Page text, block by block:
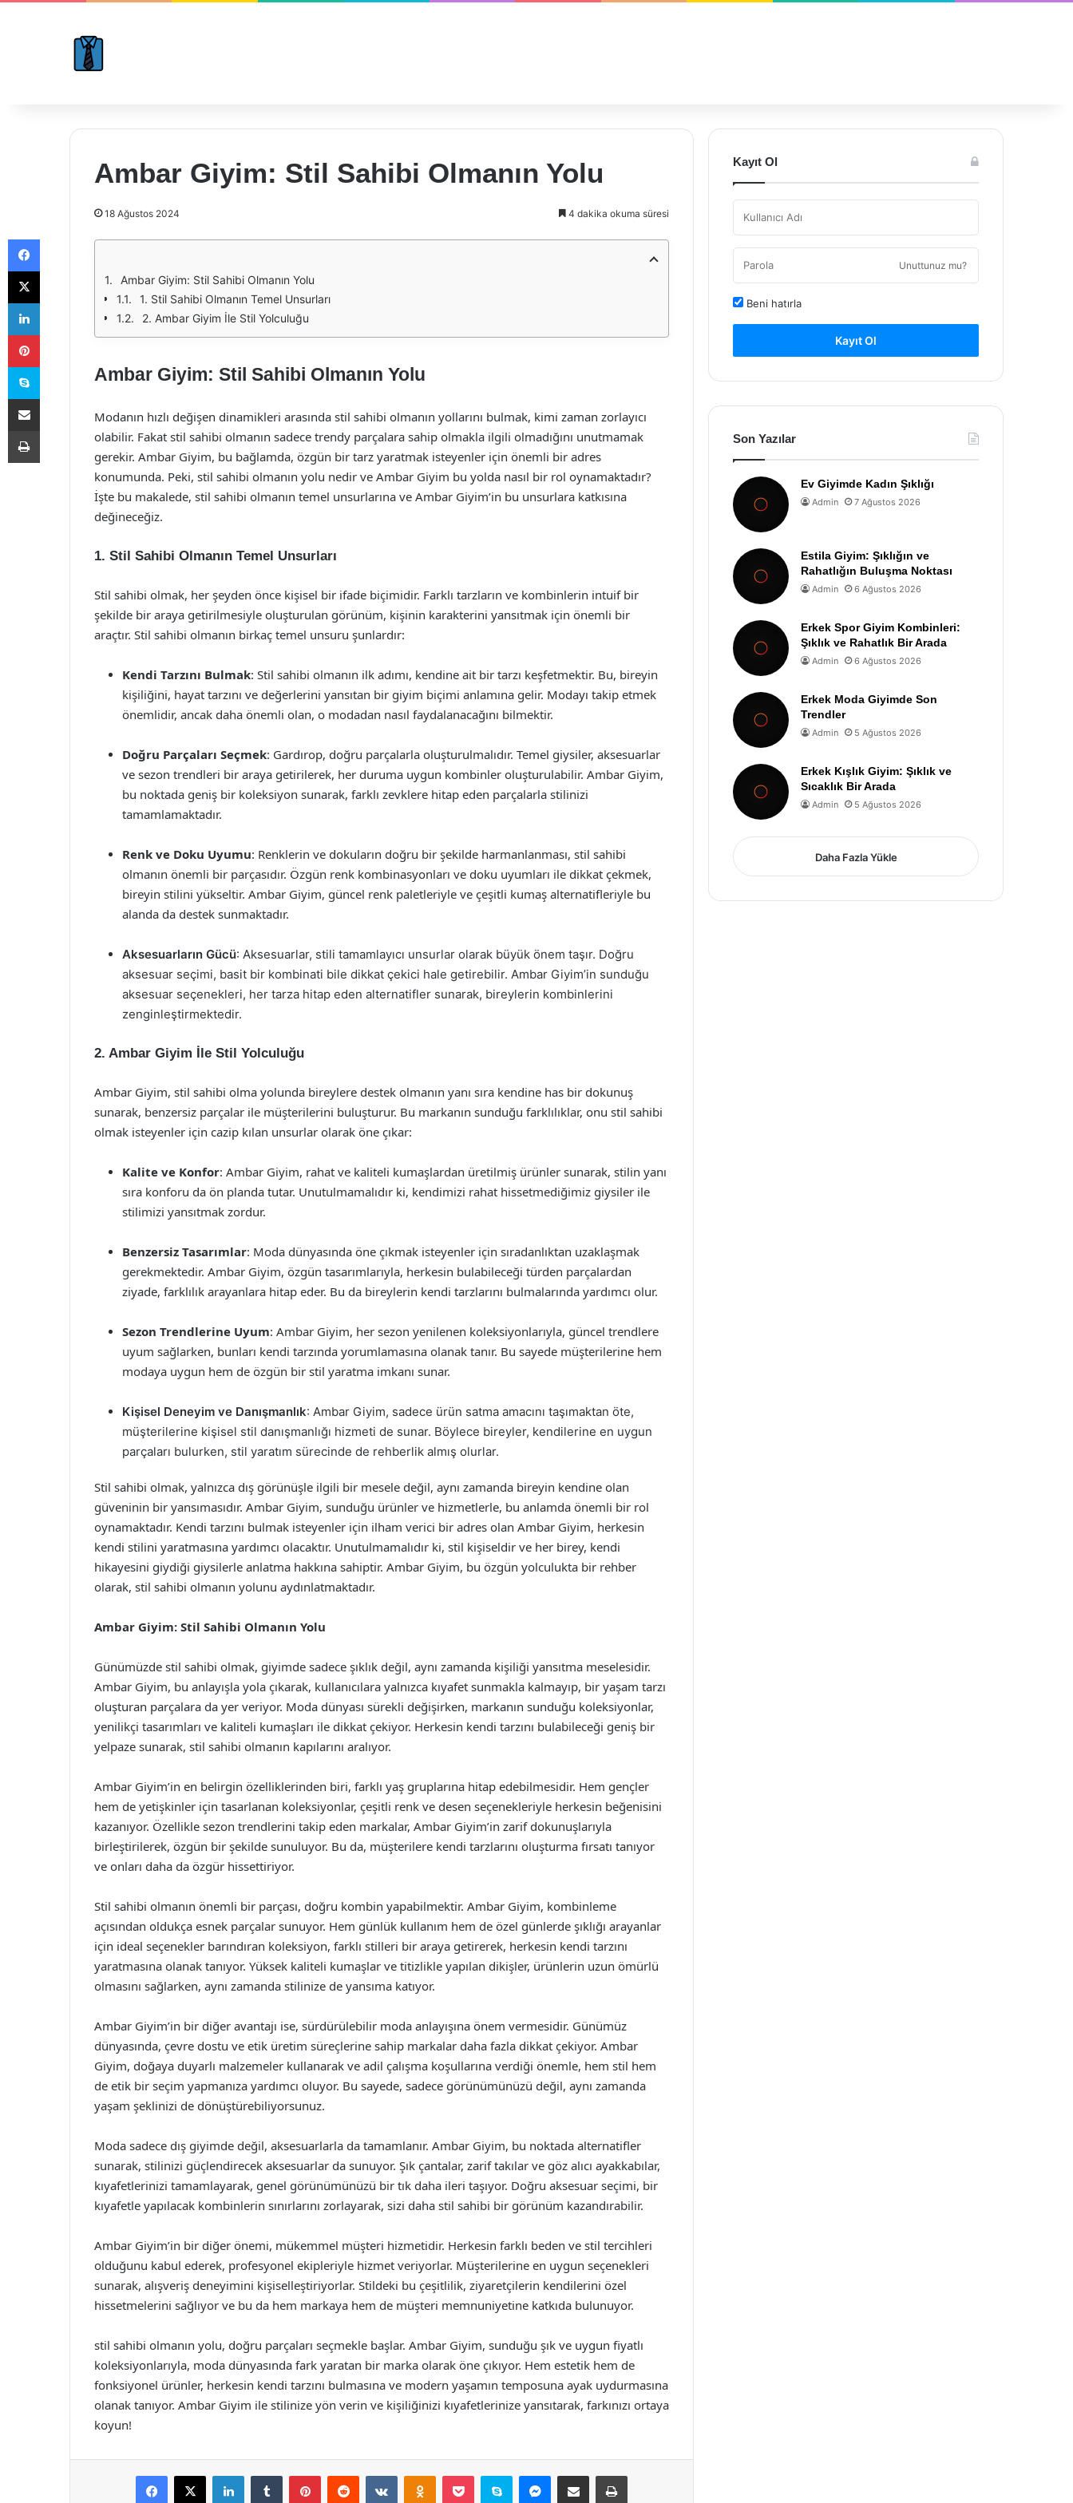
Ambar Giyim: Stil Sahibi Olmanın Yolu
18 Ağustos 2024 4 dakika okuma süresi
Ambar Giyim: Stil Sahibi Olmanın Yolu
1. Stil Sahibi Olmanın Temel Unsurları
2. Ambar Giyim İle Stil Yolculuğu
Ambar Giyim: Stil Sahibi Olmanın Yolu
Modanın hızlı değişen dinamikleri arasında stil sahibi olmanın yollarını bulmak, kimi zaman zorlayıcı
olabilir. Fakat stil sahibi olmanın sadece trendy parçalara sahip olmakla ilgili olmadığını unutmamak
gerekir. Ambar Giyim, bu bağlamda, özgün bir tarz yaratmak isteyenler için önemli bir adres
konumunda. Peki, stil sahibi olmanın yolu nedir ve Ambar Giyim bu yolda nasıl bir rol oynamaktadır?
İşte bu makalede, stil sahibi olmanın temel unsurlarına ve Ambar Giyim’in bu unsurlara katkısına
değineceğiz.
1. Stil Sahibi Olmanın Temel Unsurları
Stil sahibi olmak, her şeyden önce kişisel bir ifade biçimidir. Farklı tarzların ve kombinlerin intuif bir
şekilde bir araya getirilmesiyle oluşturulan görünüm, kişinin karakterini yansıtmak için önemli bir
araçtır. Stil sahibi olmanın birkaç temel unsuru şunlardır:
Kendi Tarzını Bulmak: Stil sahibi olmanın ilk adımı, kendine ait bir tarzı keşfetmektir. Bu, bireyin
kişiliğini, hayat tarzını ve değerlerini yansıtan bir giyim biçimi anlamına gelir. Modayı takip etmek
önemlidir, ancak daha önemli olan, o modadan nasıl faydalanacağını bilmektir.
Doğru Parçaları Seçmek: Gardırop, doğru parçalarla oluşturulmalıdır. Temel giysiler, aksesuarlar
ve sezon trendleri bir araya getirilerek, her duruma uygun kombinler oluşturulabilir. Ambar Giyim,
bu noktada geniş bir koleksiyon sunarak, farklı zevklere hitap eden parçalarla stilinizi
tamamlamaktadır.
Renk ve Doku Uyumu: Renklerin ve dokuların doğru bir şekilde harmanlanması, stil sahibi
olmanın önemli bir parçasıdır. Özgün renk kombinasyonları ve doku uyumları ile dikkat çekmek,
bireyin stilini yükseltir. Ambar Giyim, güncel renk paletleriyle ve çeşitli kumaş alternatifleriyle bu
alanda da destek sunmaktadır.
Aksesuarların Gücü: Aksesuarlar, stili tamamlayıcı unsurlar olarak büyük önem taşır. Doğru
aksesuar seçimi, basit bir kombinati bile dikkat çekici hale getirebilir. Ambar Giyim’in sunduğu
aksesuar seçenekleri, her tarza hitap eden alternatifler sunarak, bireylerin kombinlerini
zenginleştirmektedir.
2. Ambar Giyim İle Stil Yolculuğu
Ambar Giyim, stil sahibi olma yolunda bireylere destek olmanın yanı sıra kendine has bir dokunuş
sunarak, benzersiz parçalar ile müşterilerini buluşturur. Bu markanın sunduğu farklılıklar, onu stil sahibi
olmak isteyenler için cazip kılan unsurlar olarak öne çıkar:
Kalite ve Konfor: Ambar Giyim, rahat ve kaliteli kumaşlardan üretilmiş ürünler sunarak, stilin yanı
sıra konforu da ön planda tutar. Unutulmamalıdır ki, kendimizi rahat hissetmediğimiz giysiler ile
stilimizi yansıtmak zordur.
Benzersiz Tasarımlar: Moda dünyasında öne çıkmak isteyenler için sıradanlıktan uzaklaşmak
gerekmektedir. Ambar Giyim, özgün tasarımlarıyla, herkesin bulabileceği türden parçalardan
ziyade, farklılık arayanlara hitap eder. Bu da bireylerin kendi tarzlarını bulmalarında yardımcı olur.
Sezon Trendlerine Uyum: Ambar Giyim, her sezon yenilenen koleksiyonlarıyla, güncel trendlere
uyum sağlarken, bunları kendi tarzında yorumlamasına olanak tanır. Bu sayede müşterilerine hem
modaya uygun hem de özgün bir stil yaratma imkanı sunar.
Kişisel Deneyim ve Danışmanlık: Ambar Giyim, sadece ürün satma amacını taşımaktan öte,
müşterilerine kişisel stil danışmanlığı hizmeti de sunar. Böylece bireyler, kendilerine en uygun
parçaları bulurken, stil yaratım sürecinde de rehberlik almış olurlar.
Stil sahibi olmak, yalnızca dış görünüşle ilgili bir mesele değil, aynı zamanda bireyin kendine olan
güveninin bir yansımasıdır. Ambar Giyim, sunduğu ürünler ve hizmetlerle, bu anlamda önemli bir rol
oynamaktadır. Kendi tarzını bulmak isteyenler için ilham verici bir adres olan Ambar Giyim, herkesin
kendi stilini yaratmasına yardımcı olacaktır. Unutulmamalıdır ki, stil kişiseldir ve her birey, kendi
hikayesini giydiği giysilerle anlatma hakkına sahiptir. Ambar Giyim, bu özgün yolculukta bir rehber
olarak, stil sahibi olmanın yolunu aydınlatmaktadır.
Ambar Giyim: Stil Sahibi Olmanın Yolu
Günümüzde stil sahibi olmak, giyimde sadece şıklık değil, aynı zamanda kişiliği yansıtma meselesidir.
Ambar Giyim, bu anlayışla yola çıkarak, kullanıcılara yalnızca kıyafet sunmakla kalmayıp, bir yaşam tarzı
oluşturan parçalara da yer veriyor. Moda dünyası sürekli değişirken, markanın sunduğu koleksiyonlar,
yenilikçi tasarımları ve kaliteli kumaşları ile dikkat çekiyor. Herkesin kendi tarzını bulabileceği geniş bir
yelpaze sunarak, stil sahibi olmanın kapılarını aralıyor.
Ambar Giyim’in en belirgin özelliklerinden biri, farklı yaş gruplarına hitap edebilmesidir. Hem gençler
hem de yetişkinler için tasarlanan koleksiyonlar, çeşitli renk ve desen seçenekleriyle herkesin beğenisini
kazanıyor. Özellikle sezon trendlerini takip eden markalar, Ambar Giyim’in zarif dokunuşlarıyla
birleştirilerek, özgün bir şekilde sunuluyor. Bu da, müşterilere kendi tarzlarını oluşturma fırsatı tanıyor
ve onları daha da özgür hissettiriyor.
Stil sahibi olmanın önemli bir parçası, doğru kombin yapabilmektir. Ambar Giyim, kombinleme
açısından oldukça esnek parçalar sunuyor. Hem günlük kullanım hem de özel günlerde şıklığı arayanlar
için ideal seçenekler barındıran koleksiyon, farklı stilleri bir araya getirerek, herkesin kendi tarzını
yaratmasına olanak tanıyor. Yüksek kaliteli kumaşlar ve titizlikle yapılan dikişler, ürünlerin uzun ömürlü
olmasını sağlarken, aynı zamanda stilinize de yansıma katıyor.
Ambar Giyim’in bir diğer avantajı ise, sürdürülebilir moda anlayışına önem vermesidir. Günümüz
dünyasında, çevre dostu ve etik üretim süreçlerine sahip markalar daha fazla dikkat çekiyor. Ambar
Giyim, doğaya duyarlı malzemeler kullanarak ve adil çalışma koşullarına verdiği önemle, hem stil hem
de etik bir seçim yapmanıza yardımcı oluyor. Bu sayede, sadece görünümünüzü değil, aynı zamanda
yaşam şeklinizi de dönüştürebiliyorsunuz.
Moda sadece dış giyimde değil, aksesuarlarla da tamamlanır. Ambar Giyim, bu noktada alternatifler
sunarak, stilinizi güçlendirecek aksesuarlar da sunuyor. Şık çantalar, zarif takılar ve göz alıcı ayakkabılar,
kıyafetlerinizi tamamlayarak, genel görünümünüzü bir tık daha ileri taşıyor. Doğru aksesuar seçimi, bir
kıyafetle yapılacak kombinlerin sınırlarını zorlayarak, sizi daha stil sahibi bir görünüm kazandırabilir.
Ambar Giyim’in bir diğer önemi, mükemmel müşteri hizmetidir. Herkesin farklı beden ve stil tercihleri
olduğunu kabul ederek, profesyonel ekipleriyle hizmet veriyorlar. Müşterilerine en uygun seçenekleri
sunarak, alışveriş deneyimini kişiselleştiriyorlar. Stildeki bu çeşitlilik, ziyaretçilerin kendilerini özel
hissetmelerini sağlıyor ve bu da hem markaya hem de müşteri memnuniyetine katkıda bulunuyor.
stil sahibi olmanın yolu, doğru parçaları seçmekle başlar. Ambar Giyim, sunduğu şık ve uygun fiyatlı
koleksiyonlarıyla, moda dünyasında fark yaratan bir marka olarak öne çıkıyor. Hem estetik hem de
fonksiyonel ürünler, herkesin kendi tarzını bulmasına ve modern yaşamın temposuna ayak uydurmasına
olanak tanıyor. Ambar Giyim ile stilinize yön verin ve kişiliğinizi kıyafetlerinize yansıtarak, farkınızı ortaya
koyun!
Facebook
X LinkedInTumblr PinterestReddit VKontakteOdnoklassniki
Pocket Skype Messenger
E-Posta ile paylaş Yazdır
Kayıt Ol
Unuttunuz mu?
Beni hatırla
Kayıt Ol
Son Yazılar
Ev Giyimde Kadın Şıklığı
Admin 7 Ağustos 2026
Estila Giyim: Şıklığın ve
Rahatlığın Buluşma Noktası
Admin 6 Ağustos 2026
Erkek Spor Giyim Kombinleri:
Şıklık ve Rahatlık Bir Arada
Admin 6 Ağustos 2026
Erkek Moda Giyimde Son
Trendler
Admin 5 Ağustos 2026
Erkek Kışlık Giyim: Şıklık ve
Sıcaklık Bir Arada
Admin 5 Ağustos 2026
Daha Fazla Yükle
Facebook
X
LinkedIn
Pinterest
Skype
E-Posta ile paylaş